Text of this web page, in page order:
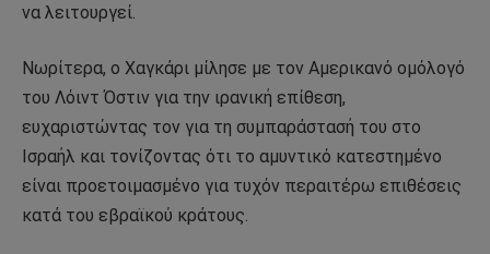
να λειτουργεί.
Νωρίτερα, ο Χαγκάρι μίλησε με τον Αμερικανό ομόλογό
του Λόιντ Όστιν για την ιρανική επίθεση,
ευχαριστώντας τον για τη συμπαράστασή του στο
Ισραήλ και τονίζοντας ότι το αμυντικό κατεστημένο
είναι προετοιμασμένο για τυχόν περαιτέρω επιθέσεις
κατά του εβραϊκού κράτους.